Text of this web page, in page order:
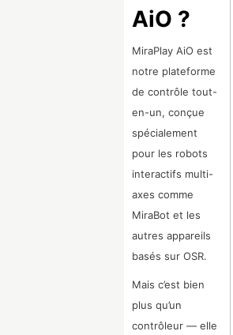
AiO ?
MiraPlay AiO est
notre plateforme
de contrôle tout-
en-un, conçue
spécialement
pour les robots
interactifs multi-
axes comme
MiraBot et les
autres appareils
basés sur OSR.
Mais c’est bien
plus qu’un
contrôleur — elle